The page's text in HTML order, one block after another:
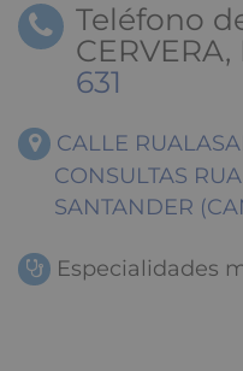
Teléfono
CERVERA,
631
CALLE
CONSULTAS
SANTANDER
Especialidades